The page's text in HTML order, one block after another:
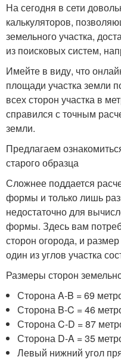
На сегодня в сети
калькуляторов,
земельного участка,
из поисковых систем,
Имейте в виду, что
площади участка земли
всех сторон участка в
справился с точным
земли.
Предлагаем
старого образца
Сложнее поддается
формы и только лишь
недостаточно для
формы. Здесь вам
сторон огорода, и
один из углов участка
Размеры сторон
Сторона A-B = 69
Сторона B-C = 46
Сторона C-D = 87
Сторона D-A = 35
Левый нижний угол